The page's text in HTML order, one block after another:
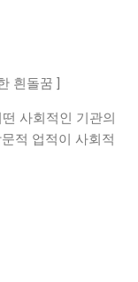
흰돌꿈 ]
사회적인 기관의
적 업적이 사회적